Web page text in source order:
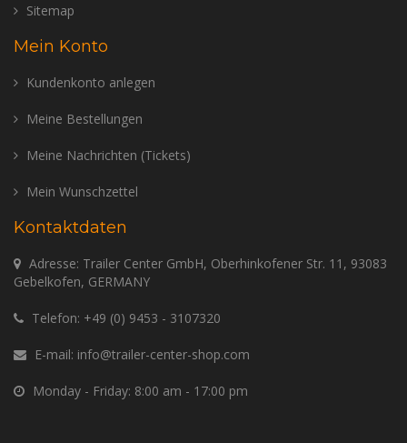
Sitemap
Mein Konto
Kundenkonto anlegen
Meine Bestellungen
Meine Nachrichten (Tickets)
Mein Wunschzettel
Kontaktdaten
Adresse: Trailer Center GmbH, Oberhinkofener Str. 11, 93083
Gebelkofen, GERMANY
Telefon: +49 (0) 9453 - 3107320
E-mail: info@trailer-center-shop.com
Monday - Friday: 8:00 am - 17:00 pm